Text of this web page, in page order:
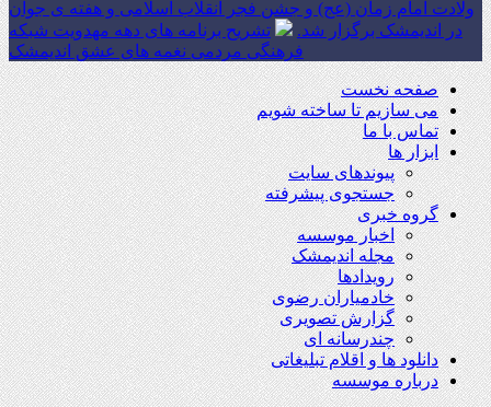
ولادت امام زمان (عج) و جشن فجر انقلاب اسلامی و هفته ی جوان
در اندیمشک برگزار شد.
تشریح برنامه های دهه مهدویت شبکه
فرهنگی مردمی نغمه های عشق اندیمشک
صفحه نخست
می سازیم تا ساخته شویم
تماس با ما
ابزار ها
پیوندهای سایت
جستجوی پیشرفته
گروه خبری
اخبار موسسه
مجله اندیمشک
رویدادها
خادمیاران رضوی
گزارش تصویری
چندرسانه ای
دانلود ها و اقلام تبلیغاتی
درباره موسسه